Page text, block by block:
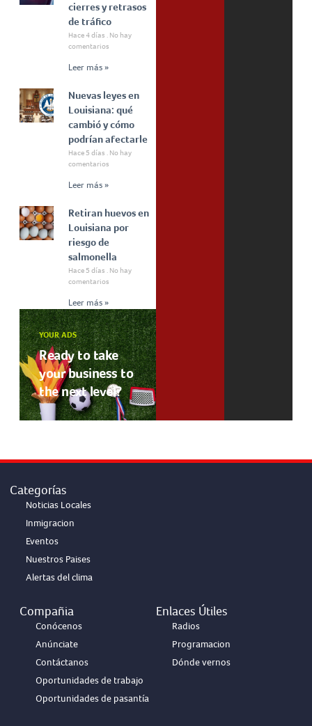
cierres y retrasos
de tráfico
Hace 4 días
No hay
comentarios
Leer más »
Nuevas leyes en
Louisiana: qué
cambió y cómo
podrían afectarle
Hace 5 días
No hay
comentarios
Leer más »
Retiran huevos en
Louisiana por
riesgo de
salmonella
Hace 5 días
No hay
comentarios
Leer más »
YOUR ADS
Ready to take
your business to
the next level?
Categorías
Noticias Locales
Inmigracion
Eventos
Nuestros Paises
Alertas del clima
Compañia
Conócenos
Anúnciate
Contáctanos
Oportunidades de trabajo
Oportunidades de pasantía
Enlaces Útiles
Radios
Programacion
Dónde vernos